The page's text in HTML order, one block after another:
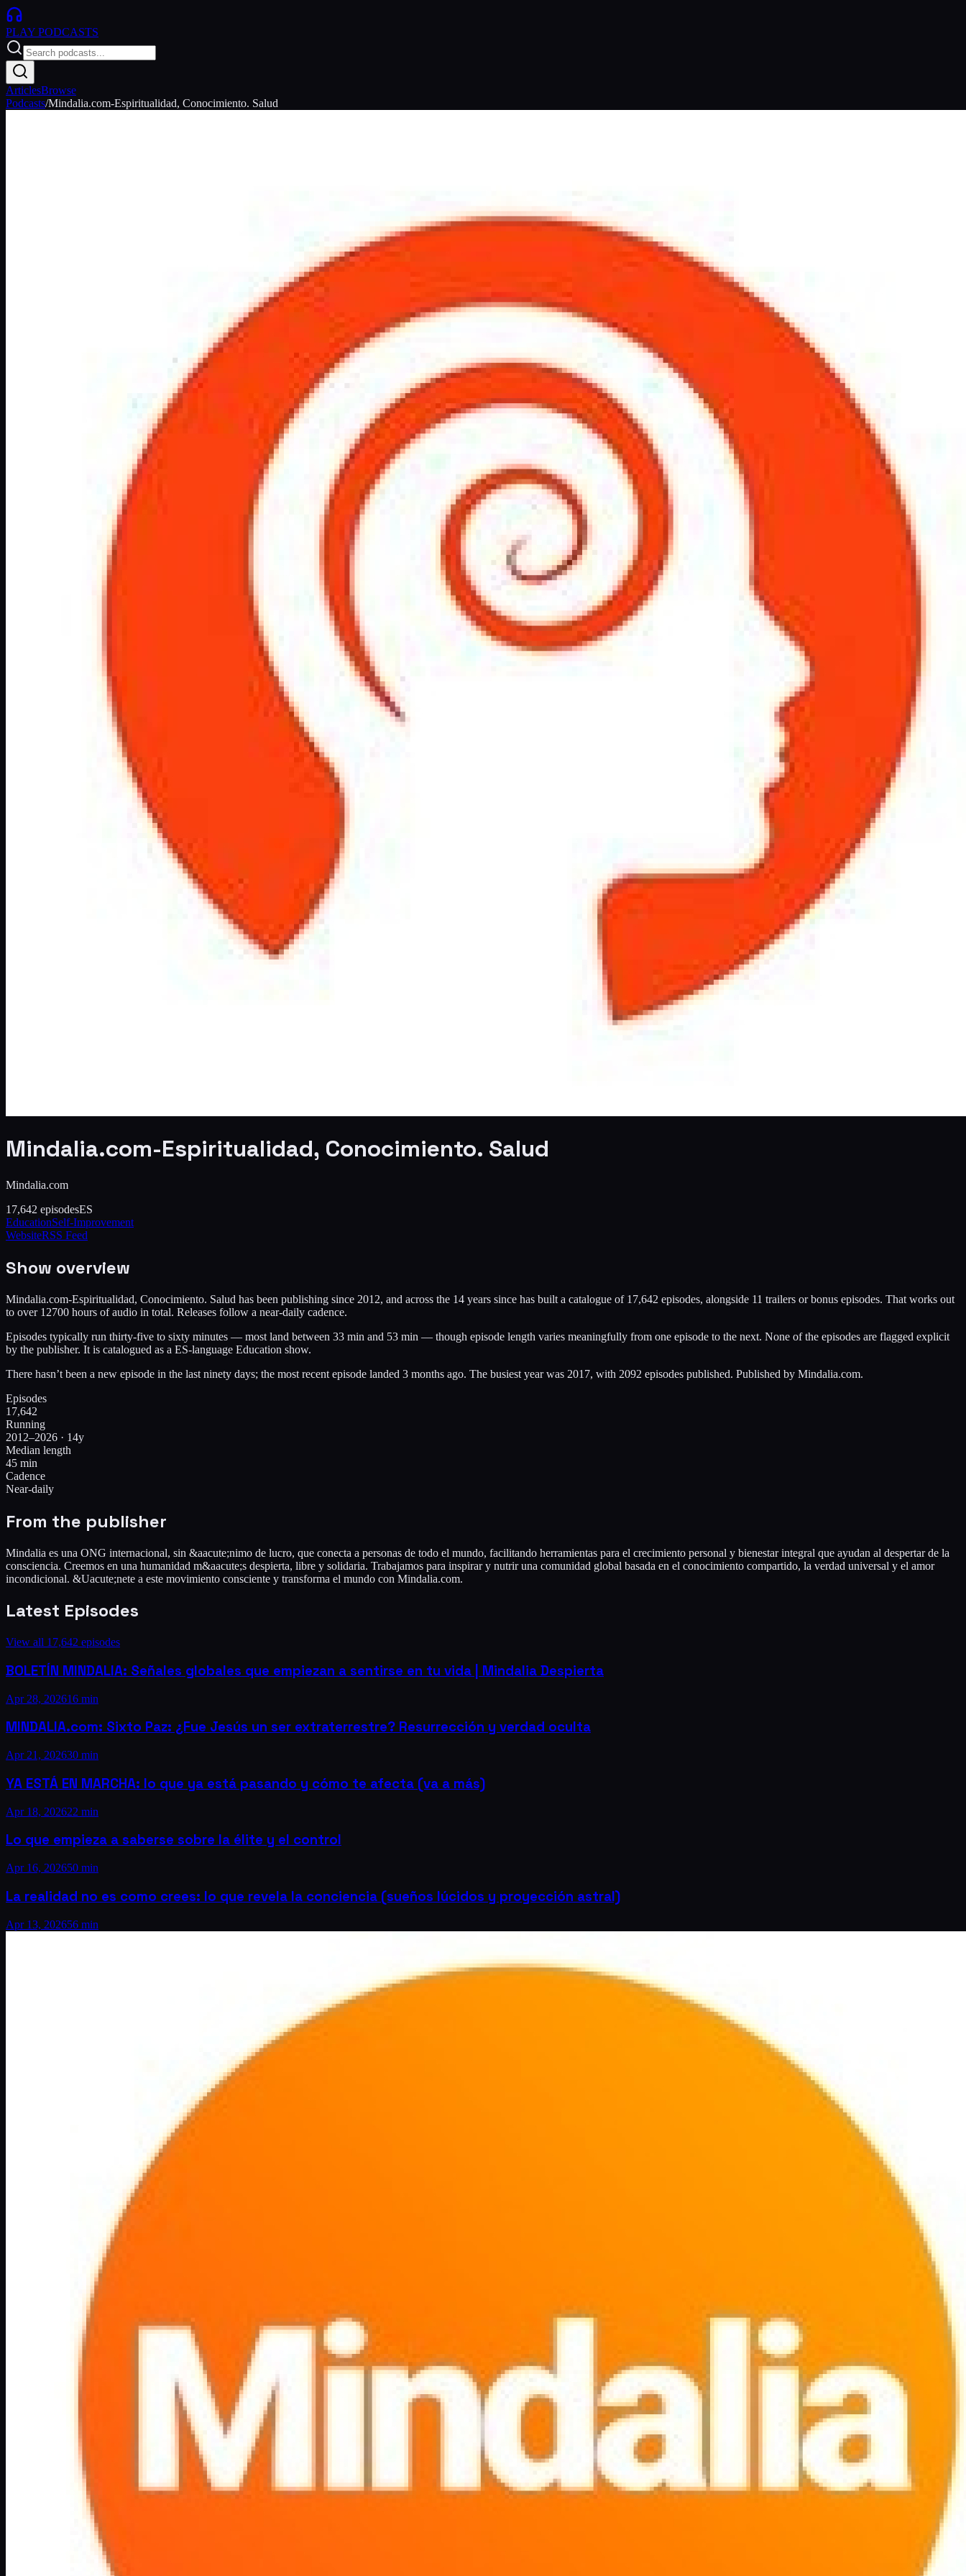
PLAY PODCASTS
ArticlesBrowse
Podcasts/Mindalia.com-Espiritualidad, Conocimiento. Salud
Mindalia.com-Espiritualidad, Conocimiento. Salud
Mindalia.com
17,642 episodesES
EducationSelf-Improvement
WebsiteRSS Feed
Show overview
Mindalia.com-Espiritualidad, Conocimiento. Salud has been publishing since 2012, and across the 14 years since has built a catalogue of 17,642 episodes, alongside 11 trailers or bonus episodes. That works out
to over 12700 hours of audio in total. Releases follow a near-daily cadence.
Episodes typically run thirty-five to sixty minutes — most land between 33 min and 53 min — though episode length varies meaningfully from one episode to the next. None of the episodes are flagged explicit
by the publisher. It is catalogued as a ES-language Education show.
There hasn’t been a new episode in the last ninety days; the most recent episode landed 3 months ago. The busiest year was 2017, with 2092 episodes published. Published by Mindalia.com.
Episodes
17,642
Running
2012–2026 · 14y
Median length
45 min
Cadence
Near-daily
From the publisher
Mindalia es una ONG internacional, sin &aacute;nimo de lucro, que conecta a personas de todo el mundo, facilitando herramientas para el crecimiento personal y bienestar integral que ayudan al despertar de la
consciencia. Creemos en una humanidad m&aacute;s despierta, libre y solidaria. Trabajamos para inspirar y nutrir una comunidad global basada en el conocimiento compartido, la verdad universal y el amor
incondicional. &Uacute;nete a este movimiento consciente y transforma el mundo con Mindalia.com.
Latest Episodes
View all 17,642 episodes
BOLETÍN MINDALIA: Señales globales que empiezan a sentirse en tu vida | Mindalia Despierta
Apr 28, 202616 min
MINDALIA.com: Sixto Paz: ¿Fue Jesús un ser extraterrestre? Resurrección y verdad oculta
Apr 21, 202630 min
YA ESTÁ EN MARCHA: lo que ya está pasando y cómo te afecta (va a más)
Apr 18, 202622 min
Lo que empieza a saberse sobre la élite y el control
Apr 16, 202650 min
La realidad no es como crees: lo que revela la conciencia (sueños lúcidos y proyección astral)
Apr 13, 202656 min